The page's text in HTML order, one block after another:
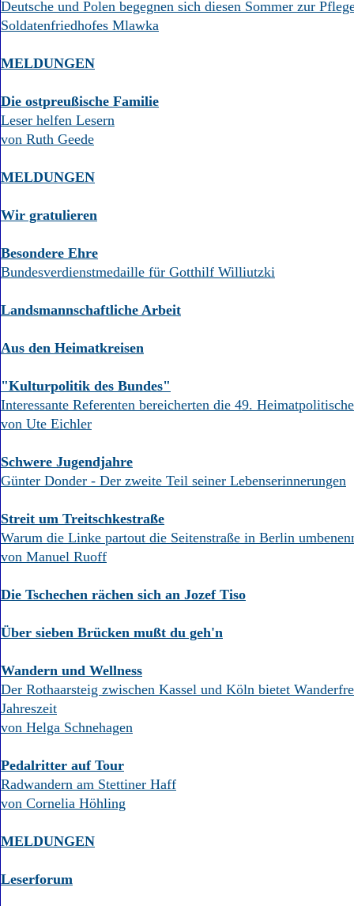
Deutsche und Polen begegnen sich diesen Sommer zur
Soldatenfriedhofes Mlawka
MELDUNGEN
Die ostpreußische Familie
Leser helfen Lesern
von Ruth Geede
MELDUNGEN
Wir gratulieren
Besondere Ehre
Bundesverdienstmedaille für Gotthilf Williutzki
Landsmannschaftliche Arbeit
Aus den Heimatkreisen
"Kulturpolitik des Bundes"
Interessante Referenten bereicherten die 49.
von Ute Eichler
Schwere Jugendjahre
Günter Donder - Der zweite Teil seiner Lebenserinnerungen
Streit um Treitschkestraße
Warum die Linke partout die Seitenstraße in Berlin
von Manuel Ruoff
Die Tschechen rächen sich an Jozef Tiso
Über sieben Brücken mußt du geh'n
Wandern und Wellness
Der Rothaarsteig zwischen Kassel und Köln bietet
Jahreszeit
von Helga Schnehagen
Pedalritter auf Tour
Radwandern am Stettiner Haff
von Cornelia Höhling
MELDUNGEN
Leserforum